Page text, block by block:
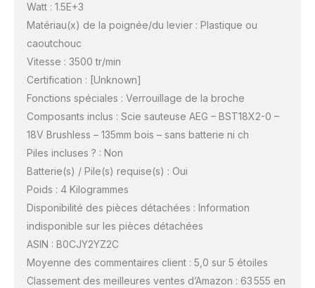
Watt : 1.5E+3
Matériau(x) de la poignée/du levier : Plastique ou
caoutchouc
Vitesse : 3500 tr/min
Certification : [Unknown]
Fonctions spéciales : Verrouillage de la broche
Composants inclus : Scie sauteuse AEG – BST18X2-0 –
18V Brushless – 135mm bois – sans batterie ni ch
Piles incluses ? : Non
Batterie(s) / Pile(s) requise(s) : Oui
Poids : 4 Kilogrammes
Disponibilité des pièces détachées : Information
indisponible sur les pièces détachées
ASIN : B0CJY2YZ2C
Moyenne des commentaires client : 5,0 sur 5 étoiles
Classement des meilleures ventes d’Amazon : 63 555 en